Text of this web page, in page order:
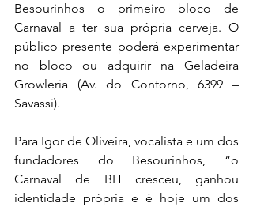
Besourinhos o primeiro bloco de
Carnaval a ter sua própria cerveja. O
público presente poderá experimentar
no bloco ou adquirir na Geladeira
Growleria (Av. do Contorno, 6399 –
Savassi).
Para Igor de Oliveira, vocalista e um dos
fundadores do Besourinhos, “o
Carnaval de BH cresceu, ganhou
identidade própria e é hoje um dos